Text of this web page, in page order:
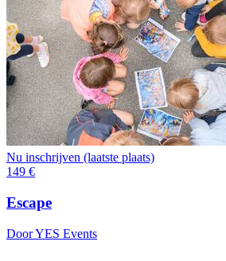
Nu inschrijven (laatste plaats)
149 €
Escape
Door YES Events